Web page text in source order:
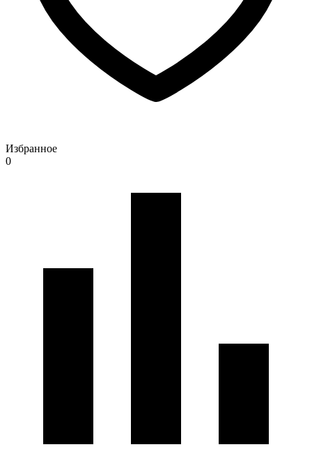
Избранное
0